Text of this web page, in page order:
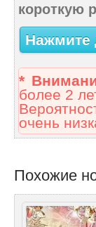
короткую
Нажмите
*
более 2
очень
Похожие